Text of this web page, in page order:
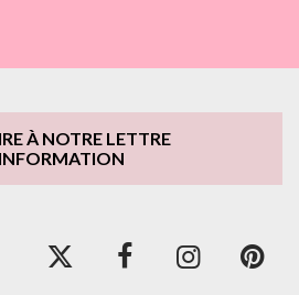
À NOTRE LETTRE